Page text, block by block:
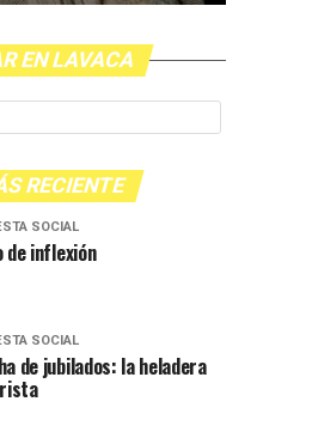
EN LAVACA
RECIENTE
SOCIAL
de inflexión
SOCIAL
de jubilados: la heladera